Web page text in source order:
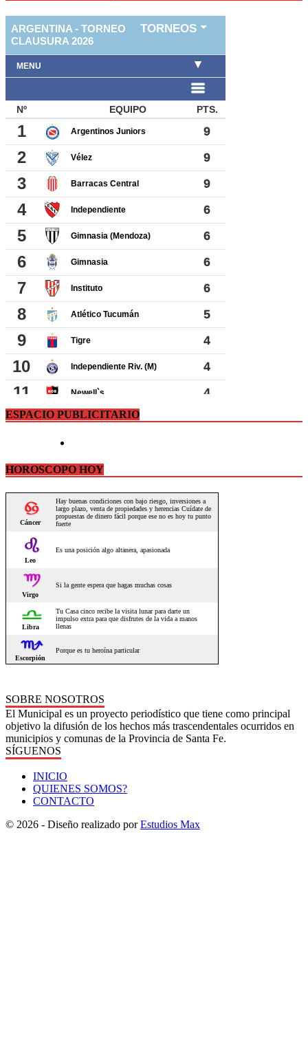
ESPACIO PUBLICITARIO
HOROSCOPO HOY
SOBRE NOSOTROS
El Municipal es un proyecto periodístico que tiene como principal
objetivo la difusión de los hechos más trascendentales ocurridos en
municipios y comunas de la Provincia de Santa Fe.
SÍGUENOS
INICIO
QUIENES SOMOS?
CONTACTO
© 2026 - Diseño realizado porEstudios Max